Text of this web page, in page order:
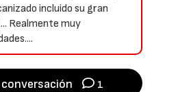
incluido su gran
Realmente muy
1